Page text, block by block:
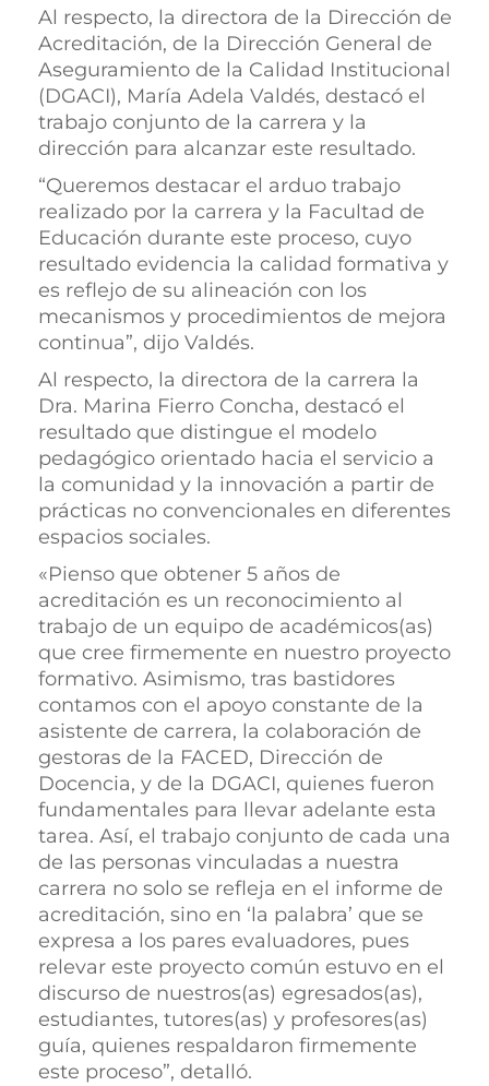
Al respecto, la directora de la Dirección de
Acreditación, de la Dirección General de
Aseguramiento de la Calidad Institucional
(DGACI), María Adela Valdés, destacó el
trabajo conjunto de la carrera y la
dirección para alcanzar este resultado.
“Queremos destacar el arduo trabajo
realizado por la carrera y la Facultad de
Educación durante este proceso, cuyo
resultado evidencia la calidad formativa y
es reflejo de su alineación con los
mecanismos y procedimientos de mejora
continua”, dijo Valdés.
Al respecto, la directora de la carrera la
Dra. Marina Fierro Concha, destacó el
resultado que distingue el modelo
pedagógico orientado hacia el servicio a
la comunidad y la innovación a partir de
prácticas no convencionales en diferentes
espacios sociales.
«Pienso que obtener 5 años de
acreditación es un reconocimiento al
trabajo de un equipo de académicos(as)
que cree firmemente en nuestro proyecto
formativo. Asimismo, tras bastidores
contamos con el apoyo constante de la
asistente de carrera, la colaboración de
gestoras de la FACED, Dirección de
Docencia, y de la DGACI, quienes fueron
fundamentales para llevar adelante esta
tarea. Así, el trabajo conjunto de cada una
de las personas vinculadas a nuestra
carrera no solo se refleja en el informe de
acreditación, sino en ‘la palabra’ que se
expresa a los pares evaluadores, pues
relevar este proyecto común estuvo en el
discurso de nuestros(as) egresados(as),
estudiantes, tutores(as) y profesores(as)
guía, quienes respaldaron firmemente
este proceso”, detalló.